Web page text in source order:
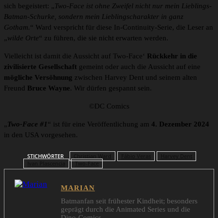
sich begeistert: „Two-Face ist ohne Zweifel nicht nur mein Lieblings-
Batman-Schurke, sondern mein Lieblingscharakter in ganz
Gotham.“ Ward verspricht für diese In-Continuity-Serie, die Leser an
„wilde Orte“ zu führen, die sie nicht erwarten werden.
Vielleicht ist damit die Aussicht auf Two-Face‘ Rückkehr in die
zivilisierte Gesellschaft gemeint oder auch die Aussicht auf eine
mögliche Versöhnung zwischen Harvey Dent und seinem alten
Freund Bruce Wayne. Wir dürfen gespannt sein.
©DC Comics
„Two-Face #1“ ist für eine Veröffentlichung am 4. Dezember 2024
in den USA vorgesehen.
STICHWÖRTER
Two-Face
MARIAN
Batmanfan seit frühester Kindheit; besonders
geprägt durch die Animated Series und die